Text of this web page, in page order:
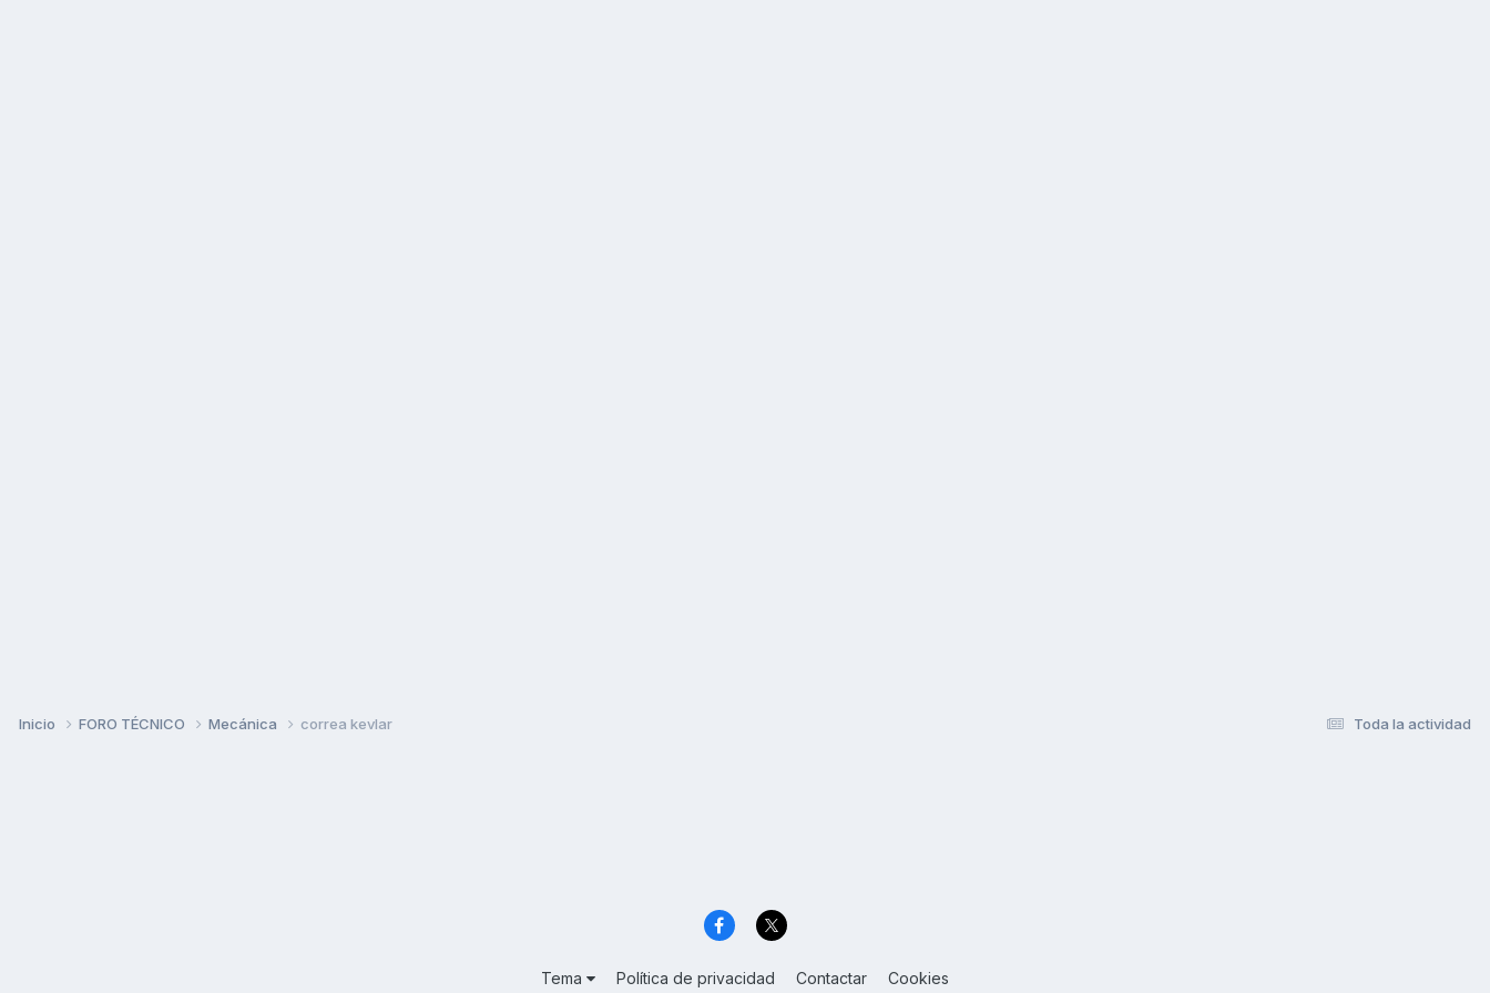
Toda la actividad
Inicio FORO TÉCNICO Mecánica correa kevlar
Tema Política de privacidad Contactar Cookies